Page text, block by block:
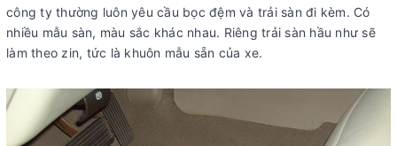
công ty thường luôn yêu cầu bọc đệm và trải sàn đi kèm. Có
nhiều mẫu sàn, màu sắc khác nhau. Riêng trải sàn hầu như sẽ
làm theo zin, tức là khuôn mẫu sẵn của xe.